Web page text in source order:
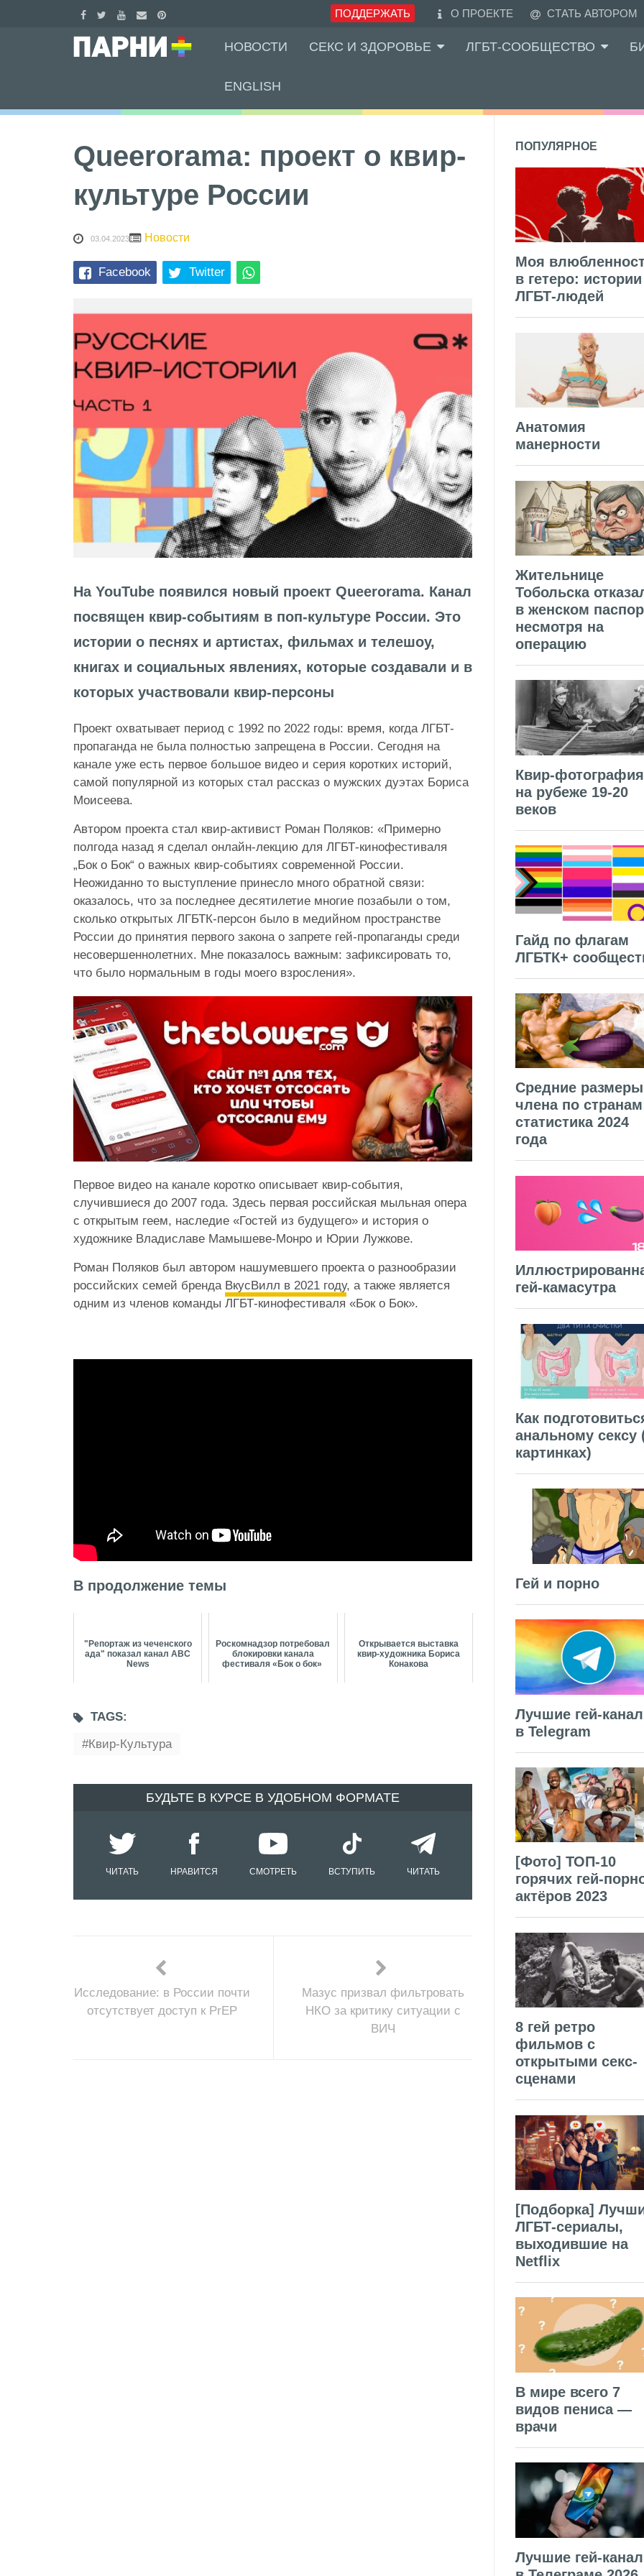
ПОДДЕРЖАТЬ О ПРОЕКТЕ СТАТЬ АВТОРОМ
НОВОСТИ СЕКС И ЗДОРОВЬЕ ЛГБТ-СООБЩЕСТВО
ENGLISH
Queerorama: проект о квир-
культуре России
03.04.2023 Новости
Facebook Twitter
На YouTube появился новый проект Queerorama. Канал
посвящен квир-событиям в поп-культуре России. Это
истории о песнях и артистах, фильмах и телешоу,
книгах и социальных явлениях, которые создавали и в
которых участвовали квир-персоны
Проект охватывает период с 1992 по 2022 годы: время, когда ЛГБТ-
пропаганда не была полностью запрещена в России. Сегодня на
канале уже есть первое большое видео и серия коротких историй,
самой популярной из которых стал рассказ о мужских дуэтах Бориса
Моисеева.
Автором проекта стал квир-активист Роман Поляков: «Примерно
полгода назад я сделал онлайн-лекцию для ЛГБТ-кинофестиваля
„Бок о Бок“ о важных квир-событиях современной России.
Неожиданно то выступление принесло много обратной связи:
оказалось, что за последнее десятилетие многие позабыли о том,
сколько открытых ЛГБТК-персон было в медийном пространстве
России до принятия первого закона о запрете гей-пропаганды среди
несовершеннолетних. Мне показалось важным: зафиксировать то,
что было нормальным в годы моего взросления».
Первое видео на канале коротко описывает квир-события,
случившиеся до 2007 года. Здесь первая российская мыльная опера
с открытым геем, наследие «Гостей из будущего» и история о
художнике Владиславе Мамышеве-Монро и Юрии Лужкове.
Роман Поляков был автором нашумевшего проекта о разнообразии
российских семей бренда ВкусВилл в 2021 году, а также является
одним из членов команды ЛГБТ-кинофестиваля «Бок о Бок».
В продолжение темы
"Репортаж из чеченского
ада" показал канал ABC
News
Роскомнадзор потребовал
блокировки канала
фестиваля «Бок о бок»
Открывается выставка
квир-художника Бориса
Конакова
TAGS:
Квир-Культура
БУДЬТЕ В КУРСЕ В УДОБНОМ ФОРМАТЕ
ЧИТАТЬ НРАВИТСЯ СМОТРЕТЬ ВСТУПИТЬ ЧИТАТЬ
Исследование: в России почти
отсутствует доступ к PrEP
Мазус призвал фильтровать
НКО за критику ситуации с
ВИЧ
ПОПУЛЯРНОЕ
Моя
в гетеро: истории
ЛГБТ-людей
Анатомия
манерности
Жительнице
Тобольска
в женском
несмотря на
операцию
Квир-фотография
на рубеже 19-20
веков
Гайд по флагам
ЛГБТК+
Средние размеры
члена по
статистика 2024
года
гей-камасутра
Как
анальному сексу
картинках)
Гей и порно
Лучшие гей-
в Telegram
[Фото] ТОП-10
горячих гей-
актёров 2023
8 гей ретро
фильмов с
открытыми секс-
сценами
[Подборка]
ЛГБТ-сериалы,
выходившие на
Netflix
В мире всего 7
видов пениса —
врачи
Лучшие гей-